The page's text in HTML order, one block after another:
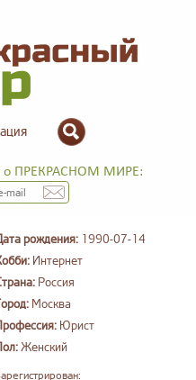
о ПРЕКРАСНОМ МИРЕ:
рождения: 1990-07-14
Интернет
Россия
Москва
Юрист
Женский